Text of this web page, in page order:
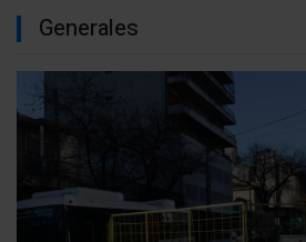
Generales